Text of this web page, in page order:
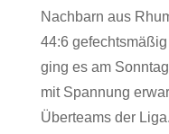
Nachbarn aus
44:6
ging es am
mit Spannung
Überteams der
Intern